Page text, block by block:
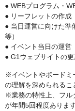
● WEBプログラム・
● リーフレットの作成
● 当日運営に向けた準
等）
● イベント当日の運営
● G1ウェブサイトの
※イベントやボードミ
の理解を深められるこ
※業務の特性上、フル
が年間5回程度あります